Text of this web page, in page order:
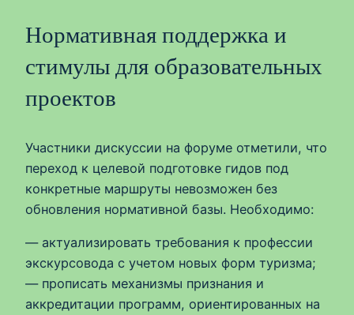
Нормативная поддержка и
стимулы для образовательных
проектов
Участники дискуссии на форуме отметили, что
переход к целевой подготовке гидов под
конкретные маршруты невозможен без
обновления нормативной базы. Необходимо:
— актуализировать требования к профессии
экскурсовода с учетом новых форм туризма;
— прописать механизмы признания и
аккредитации программ, ориентированных на